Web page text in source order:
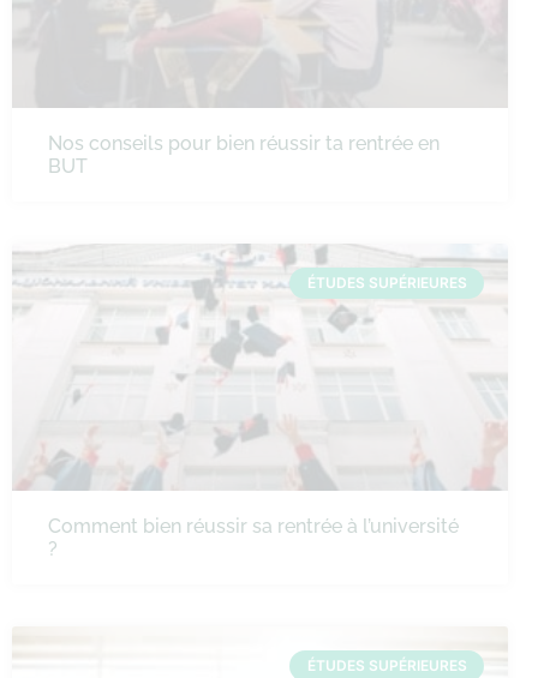
Nos conseils pour bien réussir ta rentrée en
BUT
ÉTUDES SUPÉRIEURES
Comment bien réussir sa rentrée à l’université
?
ÉTUDES SUPÉRIEURES